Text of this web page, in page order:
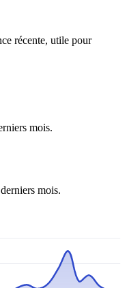
récente, utile pour
mois.
mois.